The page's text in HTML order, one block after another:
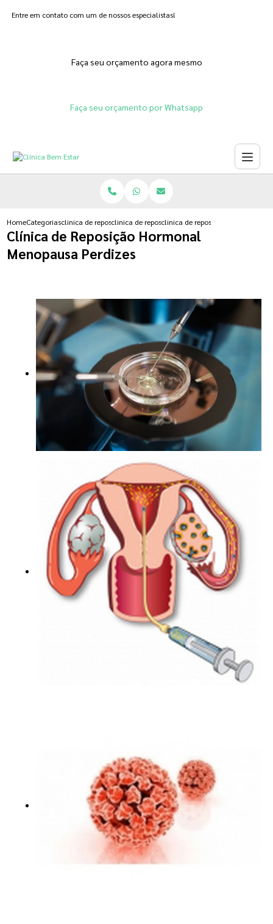
Entre em contato com um de nossos especialistas!
Faça seu orçamento agora mesmo
Faça seu orçamento por Whatsapp
HomeCategoriasclinica de reposicao hormonalclinica de reposicao hormonal natural
clinica de reposicao hormonal
Clínica de Reposição Hormonal
Menopausa Perdizes